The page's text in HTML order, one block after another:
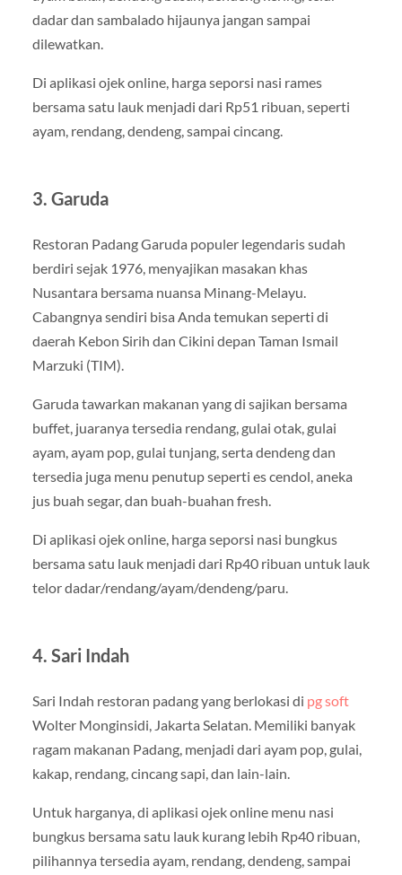
dadar dan sambalado hijaunya jangan sampai
dilewatkan.
Di aplikasi ojek online, harga seporsi nasi rames
bersama satu lauk menjadi dari Rp51 ribuan, seperti
ayam, rendang, dendeng, sampai cincang.
3. Garuda
Restoran Padang Garuda populer legendaris sudah
berdiri sejak 1976, menyajikan masakan khas
Nusantara bersama nuansa Minang-Melayu.
Cabangnya sendiri bisa Anda temukan seperti di
daerah Kebon Sirih dan Cikini depan Taman Ismail
Marzuki (TIM).
Garuda tawarkan makanan yang di sajikan bersama
buffet, juaranya tersedia rendang, gulai otak, gulai
ayam, ayam pop, gulai tunjang, serta dendeng dan
tersedia juga menu penutup seperti es cendol, aneka
jus buah segar, dan buah-buahan fresh.
Di aplikasi ojek online, harga seporsi nasi bungkus
bersama satu lauk menjadi dari Rp40 ribuan untuk lauk
telor dadar/rendang/ayam/dendeng/paru.
4. Sari Indah
Sari Indah restoran padang yang berlokasi di pg soft
Wolter Monginsidi, Jakarta Selatan. Memiliki banyak
ragam makanan Padang, menjadi dari ayam pop, gulai,
kakap, rendang, cincang sapi, dan lain-lain.
Untuk harganya, di aplikasi ojek online menu nasi
bungkus bersama satu lauk kurang lebih Rp40 ribuan,
pilihannya tersedia ayam, rendang, dendeng, sampai